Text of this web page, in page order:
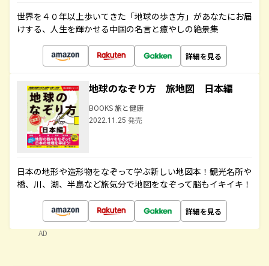
世界を４０年以上歩いてきた「地球の歩き方」があなたにお届
けする、人生を輝かせる中国の名言と癒やしの絶景集
詳細を見る
地球のなぞり方 旅地図 日本編
BOOKS 旅と健康
2022.11.25 発売
日本の地形や造形物をなぞって学ぶ新しい地図本！観光名所や
橋、川、湖、半島など旅気分で地図をなぞって脳もイキイキ！
詳細を見る
AD